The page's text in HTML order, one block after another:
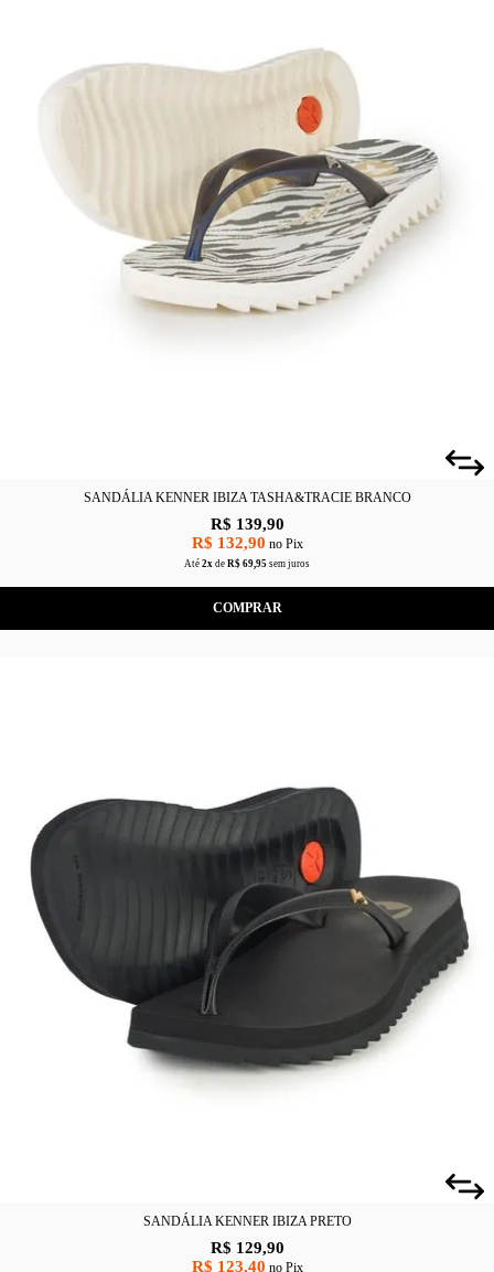
SANDÁLIA KENNER IBIZA TASHA&TRACIE BRANCO
R$ 139,90
R$ 132,90 no Pix
Até 2x de R$ 69,95 sem juros
COMPRAR
SANDÁLIA KENNER IBIZA PRETO
R$ 129,90
R$ 123,40 no Pix